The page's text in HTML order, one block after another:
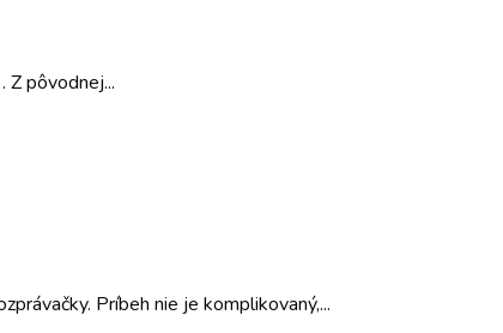
pôvodnej...
Príbeh nie je komplikovaný,...